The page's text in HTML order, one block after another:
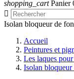
shopping_cart Panier

Isolan bloqueur de
Accueil
Peintures et
Les laques
Isolan